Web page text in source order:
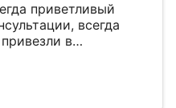
приветливый
всегда
в